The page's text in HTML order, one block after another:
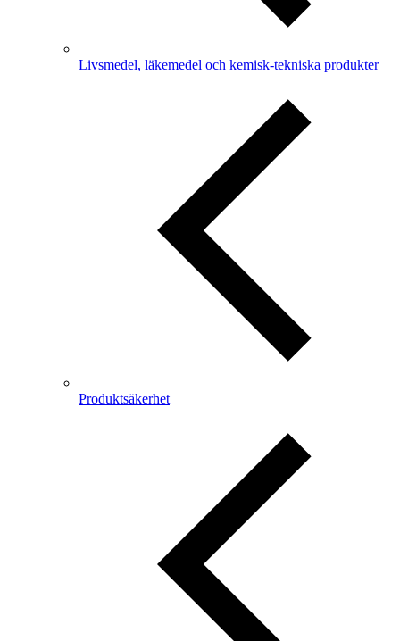
Livsmedel, läkemedel och kemisk-tekniska produkter
Produktsäkerhet